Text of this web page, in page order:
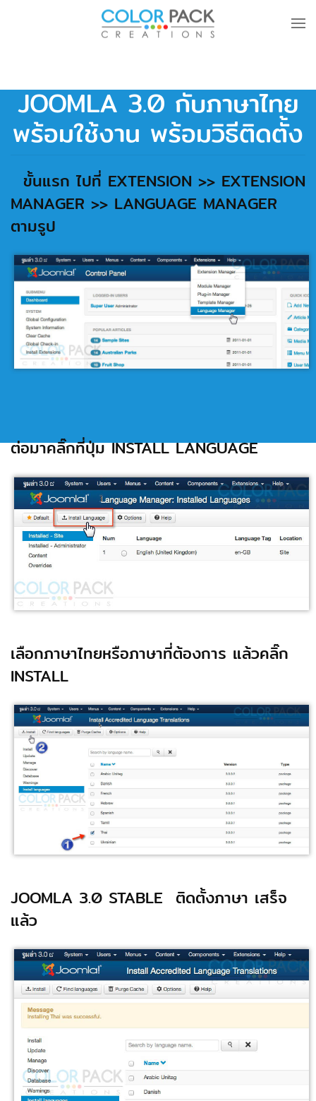
Skip to main content
JOOMLA 3.0 กับภาษาไทย
พร้อมใช้งาน พร้อมวิธีติดตั้ง
ขั้นแรก ไปที่ EXTENSION >> EXTENSION
MANAGER >> LANGUAGE MANAGER
ตามรูป
ต่อมาคลิ๊กที่ปุ่ม INSTALL LANGUAGE
เลือกภาษาไทยหรือภาษาที่ต้องการ แล้วคลิ๊ก
INSTALL
JOOMLA 3.0 STABLE ติดตั้งภาษา เสร็จ
แล้ว